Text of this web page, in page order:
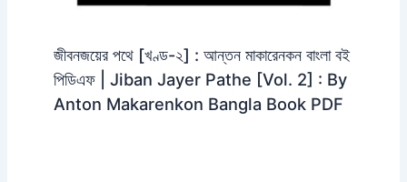
জীবনজয়ের পথে [খণ্ড-২] : আন্তন মাকারেনকন বাংলা বই
পিডিএফ | Jiban Jayer Pathe [Vol. 2] : By
Anton Makarenkon Bangla Book PDF